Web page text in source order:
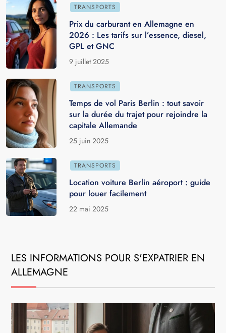
TRANSPORTS
Prix du carburant en Allemagne en
2026 : Les tarifs sur l’essence, diesel,
GPL et GNC
9 juillet 2025
TRANSPORTS
Temps de vol Paris Berlin : tout savoir
sur la durée du trajet pour rejoindre la
capitale Allemande
25 juin 2025
TRANSPORTS
Location voiture Berlin aéroport : guide
pour louer facilement
22 mai 2025
LES INFORMATIONS POUR S'EXPATRIER EN
ALLEMAGNE